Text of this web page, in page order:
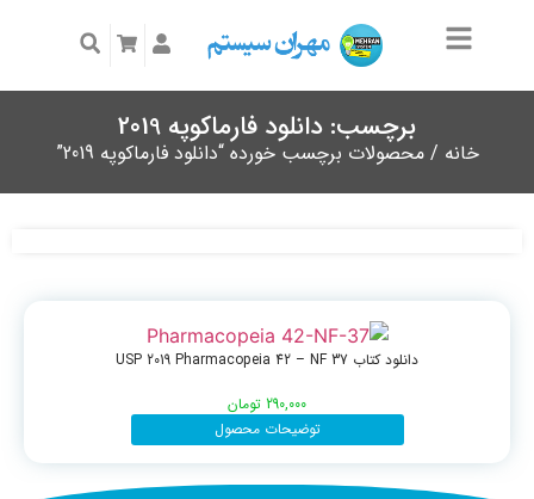
برچسب: دانلود فارماکوپه 2019
خانه / محصولات برچسب خورده “دانلود فارماکوپه 2019”
دانلود کتاب USP 2019 Pharmacopeia 42 – NF 37
290,000 تومان
توضیحات محصول